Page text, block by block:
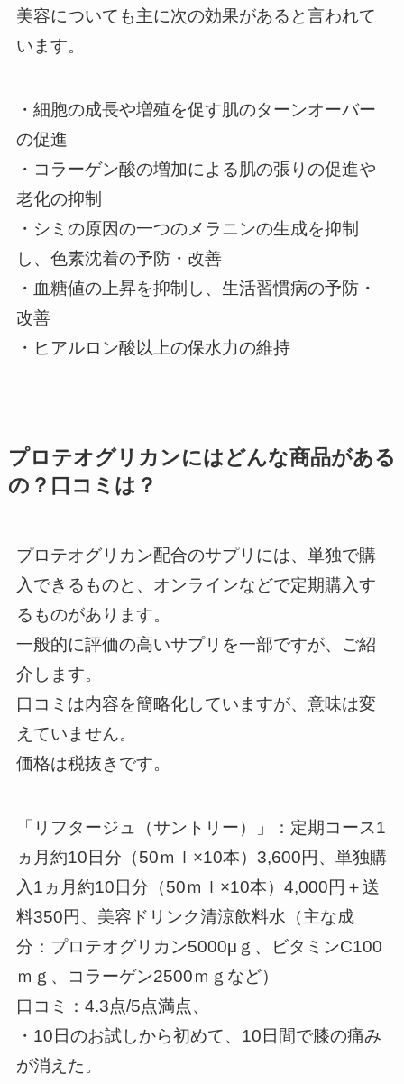
美容についても主に次の効果があると言われて
います。
・細胞の成長や増殖を促す肌のターンオーバー
の促進
・コラーゲン酸の増加による肌の張りの促進や
老化の抑制
・シミの原因の一つのメラニンの生成を抑制
し、色素沈着の予防・改善
・血糖値の上昇を抑制し、生活習慣病の予防・
改善
・ヒアルロン酸以上の保水力の維持
プロテオグリカンにはどんな商品がある
の？口コミは？
プロテオグリカン配合のサプリには、単独で購
入できるものと、オンラインなどで定期購入す
るものがあります。
一般的に評価の高いサプリを一部ですが、ご紹
介します。
口コミは内容を簡略化していますが、意味は変
えていません。
価格は税抜きです。
「リフタージュ（サントリー）」：定期コース1
ヵ月約10日分（50ｍｌ×10本）3,600円、単独購
入1ヵ月約10日分（50ｍｌ×10本）4,000円＋送
料350円、美容ドリンク清涼飲料水（主な成
分：プロテオグリカン5000μｇ、ビタミンC100
ｍｇ、コラーゲン2500ｍｇなど）
口コミ：4.3点/5点満点、
・10日のお試しから初めて、10日間で膝の痛み
が消えた。